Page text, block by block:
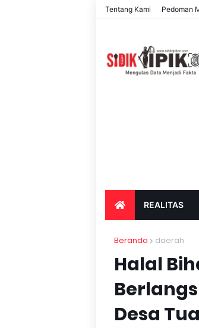
Tentang Kami Pedoman
REALITAS
Beranda daerah
Halal
Desa